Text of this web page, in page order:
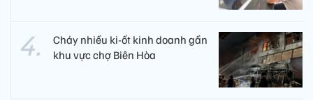
Cháy nhiều ki-ốt kinh doanh gần
khu vực chợ Biên Hòa